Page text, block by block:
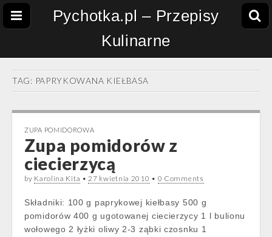
Pychotka.pl – Przepisy
Kulinarne
TAG: PAPRYKOWANA KIEŁBASA
ZUPA POMIDOROWA
Zupa pomidorów z
ciecierzycą
by Karolina Kita •27 kwietnia 2010 • 0 Comments
Składniki: 100 g paprykowej kiełbasy 500 g
pomidorów 400 g ugotowanej ciecierzycy 1 l bulionu
wołowego 2 łyżki oliwy 2-3 ząbki czosnku 1